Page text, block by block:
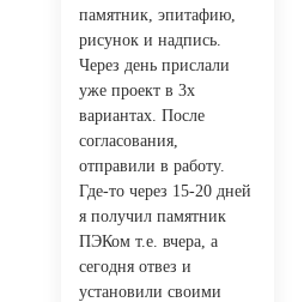
памятник, эпитафию,
рисунок и надпись.
Через день прислали
уже проект в 3х
вариантах. После
согласования,
отправили в работу.
Где-то через 15-20 дней
я получил памятник
ПЭКом т.е. вчера, а
сегодня отвез и
установили своими